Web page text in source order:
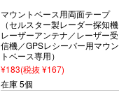
マウントベース用両面テープ
（セルスター製レーダー探知機
レーザーアンテナ／レーザー受
信機／GPSレシーバー用マウン
トベース専用）
¥183(税抜 ¥167)
在庫 5個